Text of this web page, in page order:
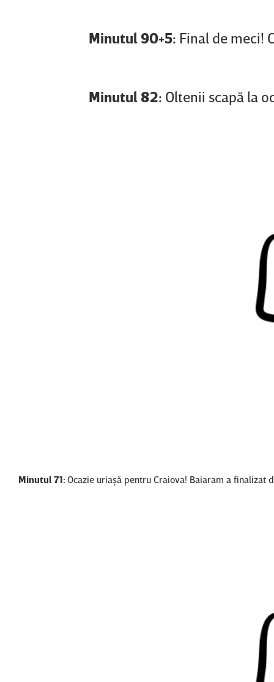
Minutul 90+5: Final de meci!
Minutul 82: Oltenii scapă la
Minutul 71: Ocazie uriaşă pentru Craiova! Baiaram a finalizat